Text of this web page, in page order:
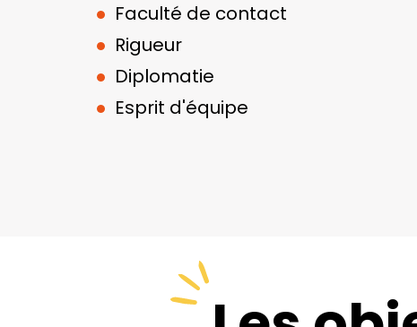
Faculté de contact
Rigueur
Diplomatie
Esprit d'équipe